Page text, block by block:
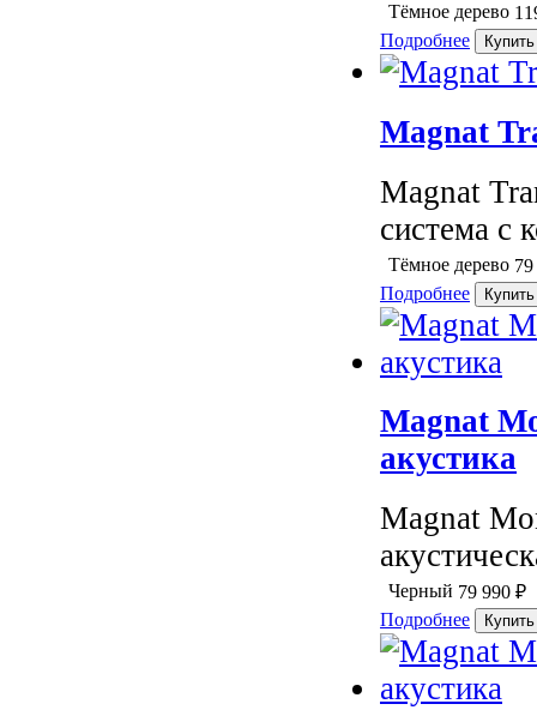
Тёмное дерево
Подробнее
Magnat
Magnat
система с
Тёмное дерево
Подробнее
Magnat
акустика
Magnat
Черный 79 990 ₽
Подробнее